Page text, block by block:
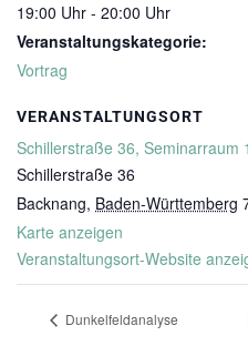
19:00 Uhr - 20:00 Uhr
Veranstaltungskategorie:
Vortrag
VERANSTALTUNGSORT
Schillerstraße 36, Seminarraum
Schillerstraße 36
Backnang, Baden-Württemberg
Karte anzeigen
Veranstaltungsort-Website
Dunkelfeldanalyse